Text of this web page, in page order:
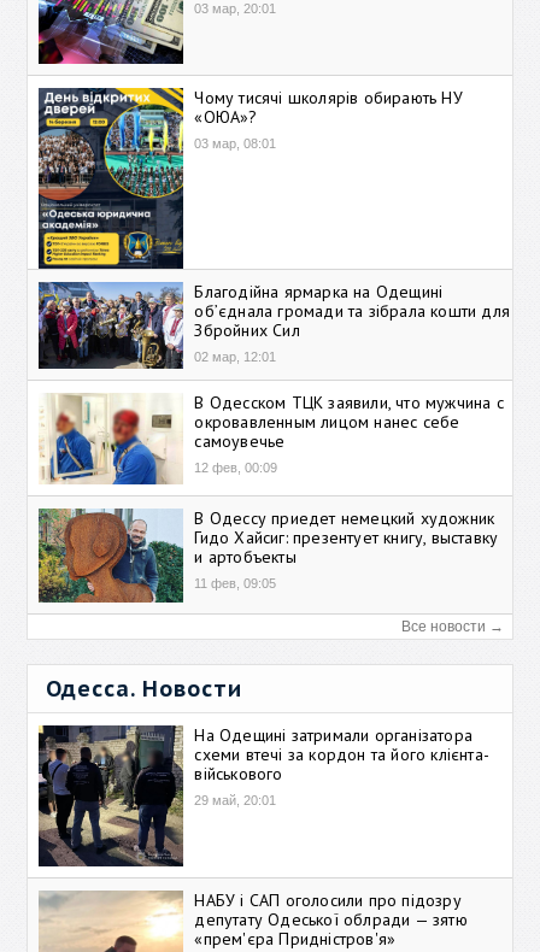
03 мар, 20:01
Чому тисячі школярів обирають НУ
«ОЮА»?
03 мар, 08:01
Благодійна ярмарка на Одещині
об’єднала громади та зібрала кошти для
Збройних Сил
02 мар, 12:01
В Одесском ТЦК заявили, что мужчина с
окровавленным лицом нанес себе
самоувечье
12 фев, 00:09
В Одессу приедет немецкий художник
Гидо Хайсиг: презентует книгу, выставку
и артобъекты
11 фев, 09:05
Все новости →
Одесса. Новости
На Одещині затримали організатора
схеми втечі за кордон та його клієнта-
військового
29 май, 20:01
НАБУ і САП оголосили про підозру
депутату Одеської облради — зятю
«прем'єра Придністров'я»